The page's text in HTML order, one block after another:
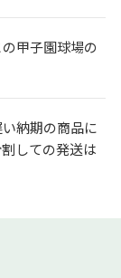
甲子園球場の
納期の商品に
しての発送は